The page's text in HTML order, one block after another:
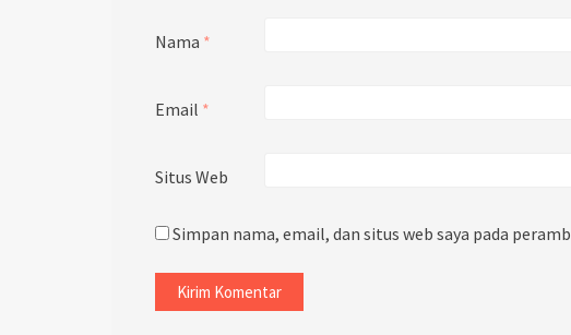
Nama *
Email *
Situs Web
Simpan nama, email, dan situs web saya pada